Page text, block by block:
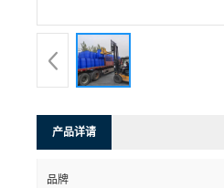
产品详请
品牌